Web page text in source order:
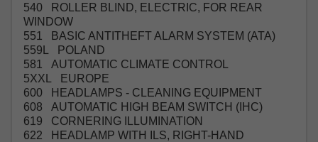
540 ROLLER BLIND, ELECTRIC, FOR REAR
WINDOW
551 BASIC ANTITHEFT ALARM SYSTEM (ATA)
559L POLAND
581 AUTOMATIC CLIMATE CONTROL
5XXL EUROPE
600 HEADLAMPS - CLEANING EQUIPMENT
608 AUTOMATIC HIGH BEAM SWITCH (IHC)
619 CORNERING ILLUMINATION
622 HEADLAMP WITH ILS, RIGHT-HAND